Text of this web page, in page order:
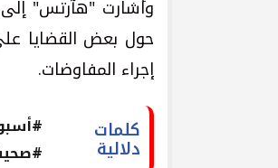
وأشارت "هآرتس"
حول بعض القضايا
إجراء المفاوضات.
كلمات
دلالية